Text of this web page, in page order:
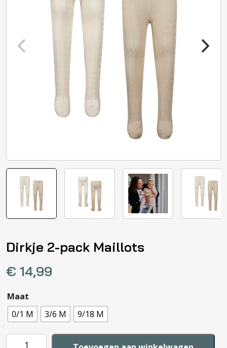
Dirkje 2-pack Maillots
€ 14,99
Maat
0/1 M
3/6 M 9/18 M
Dirkje